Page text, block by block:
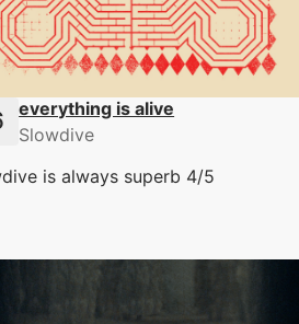
everything is alive
Slowdive
is always superb 4/5